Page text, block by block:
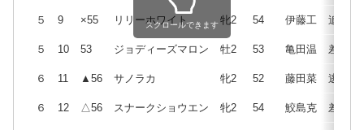
５ 9 ×55 リリーホワイト 牝2 54 伊藤工 追
５ 10 53 ジョディーズマロン 牡2 53 亀田温 差
６ 11 ▲56 サノラカ 牝2 52 藤田菜 逃
６ 12 △56 スナークショウエン 牝2 54 鮫島克 差
スクロールできます